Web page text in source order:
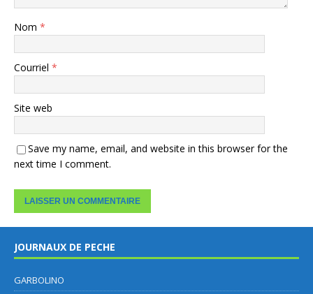
Nom *
Courriel *
Site web
Save my name, email, and website in this browser for the
next time I comment.
JOURNAUX DE PECHE
GARBOLINO